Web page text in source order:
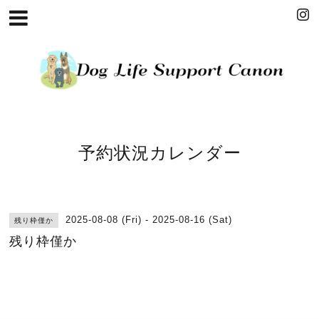
予約状況カレンダー
残り枠僅か 2025-08-08 (Fri) - 2025-08-16 (Sat)
残り枠僅か